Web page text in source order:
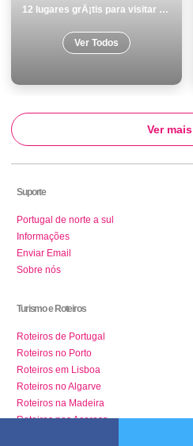
12 lugares grÃ¡tis para visitar em Peniche
Ver Todos
Ver mais
Suporte
Portugal de norte a sul
Informações
Enviar Email
Sobre nós
Turismo e Roteiros
Roteiros de Portugal
Roteiros no Porto
Roteiros em Lisboa
Roteiros no Algarve
Roteiros na Madeira
Roteiros nos Açoress